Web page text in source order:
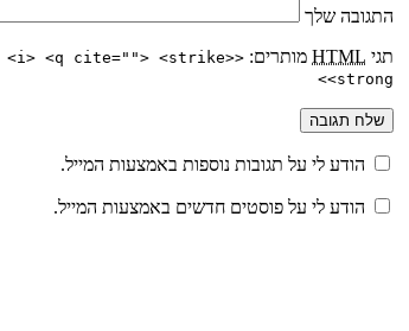
התגובה שלך
תגי HTML מותרים:
<i> <q cite=""> <strike>
<strong>
הודע לי על תגובות נוספות באמצעות המייל.
הודע לי על פוסטים חדשים באמצעות המייל.